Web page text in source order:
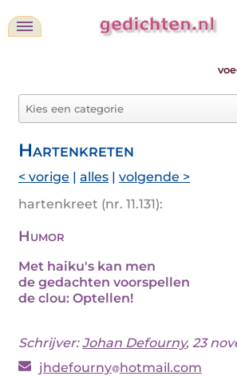
Hartenkreten
< vorige | alles | volgende >
hartenkreet (nr. 11.131):
Humor
Met haiku's kan men
de gedachten voorspellen
de clou: Optellen!
Schrijver:Johan Defourny, 23
jhdefourny hotmail.com